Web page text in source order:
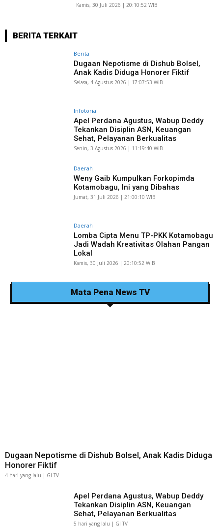
Kamis, 30 Juli 2026 | 20:10:52 WIB
BERITA TERKAIT
Berita
Dugaan Nepotisme di Dishub Bolsel,
Anak Kadis Diduga Honorer Fiktif
Selasa, 4 Agustus 2026 | 17:07:53 WIB
Infotorial
Apel Perdana Agustus, Wabup Deddy
Tekankan Disiplin ASN, Keuangan
Sehat, Pelayanan Berkualitas
Senin, 3 Agustus 2026 | 11:19:40 WIB
Daerah
Weny Gaib Kumpulkan Forkopimda
Kotamobagu, Ini yang Dibahas
Jumat, 31 Juli 2026 | 21:00:10 WIB
Daerah
Lomba Cipta Menu TP-PKK Kotamobagu
Jadi Wadah Kreativitas Olahan Pangan
Lokal
Kamis, 30 Juli 2026 | 20:10:52 WIB
Mata Pena News TV
Dugaan Nepotisme di Dishub Bolsel, Anak Kadis Diduga
Honorer Fiktif
4 hari yang lalu | GI TV
Apel Perdana Agustus, Wabup Deddy
Tekankan Disiplin ASN, Keuangan
Sehat, Pelayanan Berkualitas
5 hari yang lalu | GI TV